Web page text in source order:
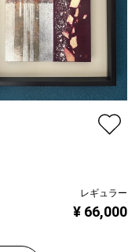
レギュラー
¥ 66,000